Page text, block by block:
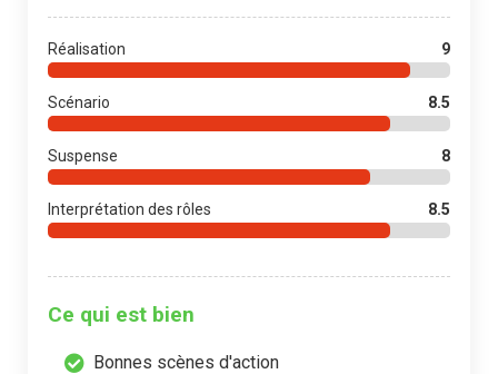
Réalisation 9
Scénario 8.5
Suspense 8
Interprétation des rôles 8.5
Ce qui est bien
Bonnes scènes d'action